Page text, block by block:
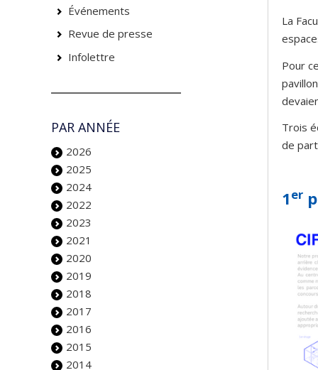
La
Pour
Trois
de
1er
Événements
Revue de presse
Infolettre
PAR ANNÉE
2026
2025
2024
2022
2023
2021
2020
2019
2018
2017
2016
2015
2014